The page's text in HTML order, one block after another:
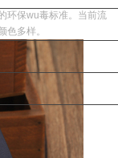
环保wu毒标准。当前流
多样。